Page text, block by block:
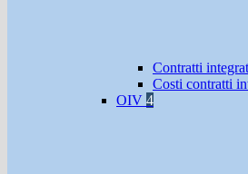
Contratti
Costi contratti
OIV 4